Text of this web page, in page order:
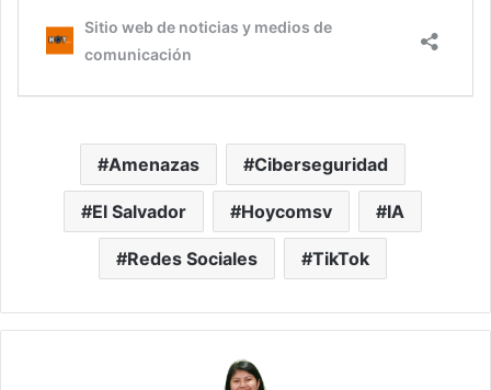
Amenazas Ciberseguridad
El Salvador Hoycomsv IA
Redes Sociales TikTok